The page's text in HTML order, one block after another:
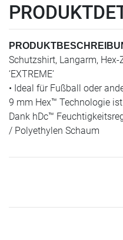
Schutzshirt, Langarm,
‘EXTREME’
• Ideal für Fußball oder
9 mm Hex™ Technologie
Dank hDc™
/ Polyethylen Schaum